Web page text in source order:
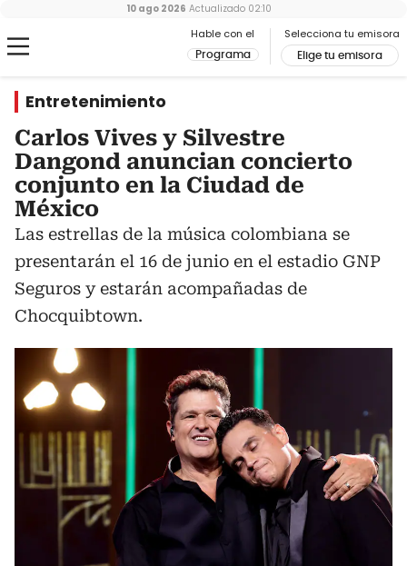
Hable con el
Programa
Selecciona tu emisora
Elige tu emisora
10 ago 2026 Actualizado 02:10
Entretenimiento
Carlos Vives y Silvestre
Dangond anuncian concierto
conjunto en la Ciudad de
México
Las estrellas de la música colombiana se
presentarán el 16 de junio en el estadio GNP
Seguros y estarán acompañadas de
Chocquibtown.